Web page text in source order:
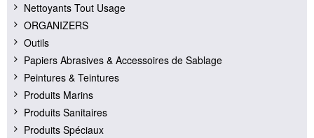
Nettoyants Tout Usage
ORGANIZERS
Outils
Papiers Abrasives & Accessoires de Sablage
Peintures & Teintures
Produits Marins
Produits Sanitaires
Produits Spéciaux